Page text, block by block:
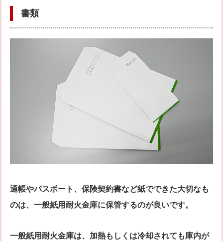
書類
通帳やパスポート、保険契約書など紙でできた大切なも
のは、一般紙用耐火金庫に保管するのが良いです。
一般紙用耐火金庫は、加熱もしくは冷却されても庫内が